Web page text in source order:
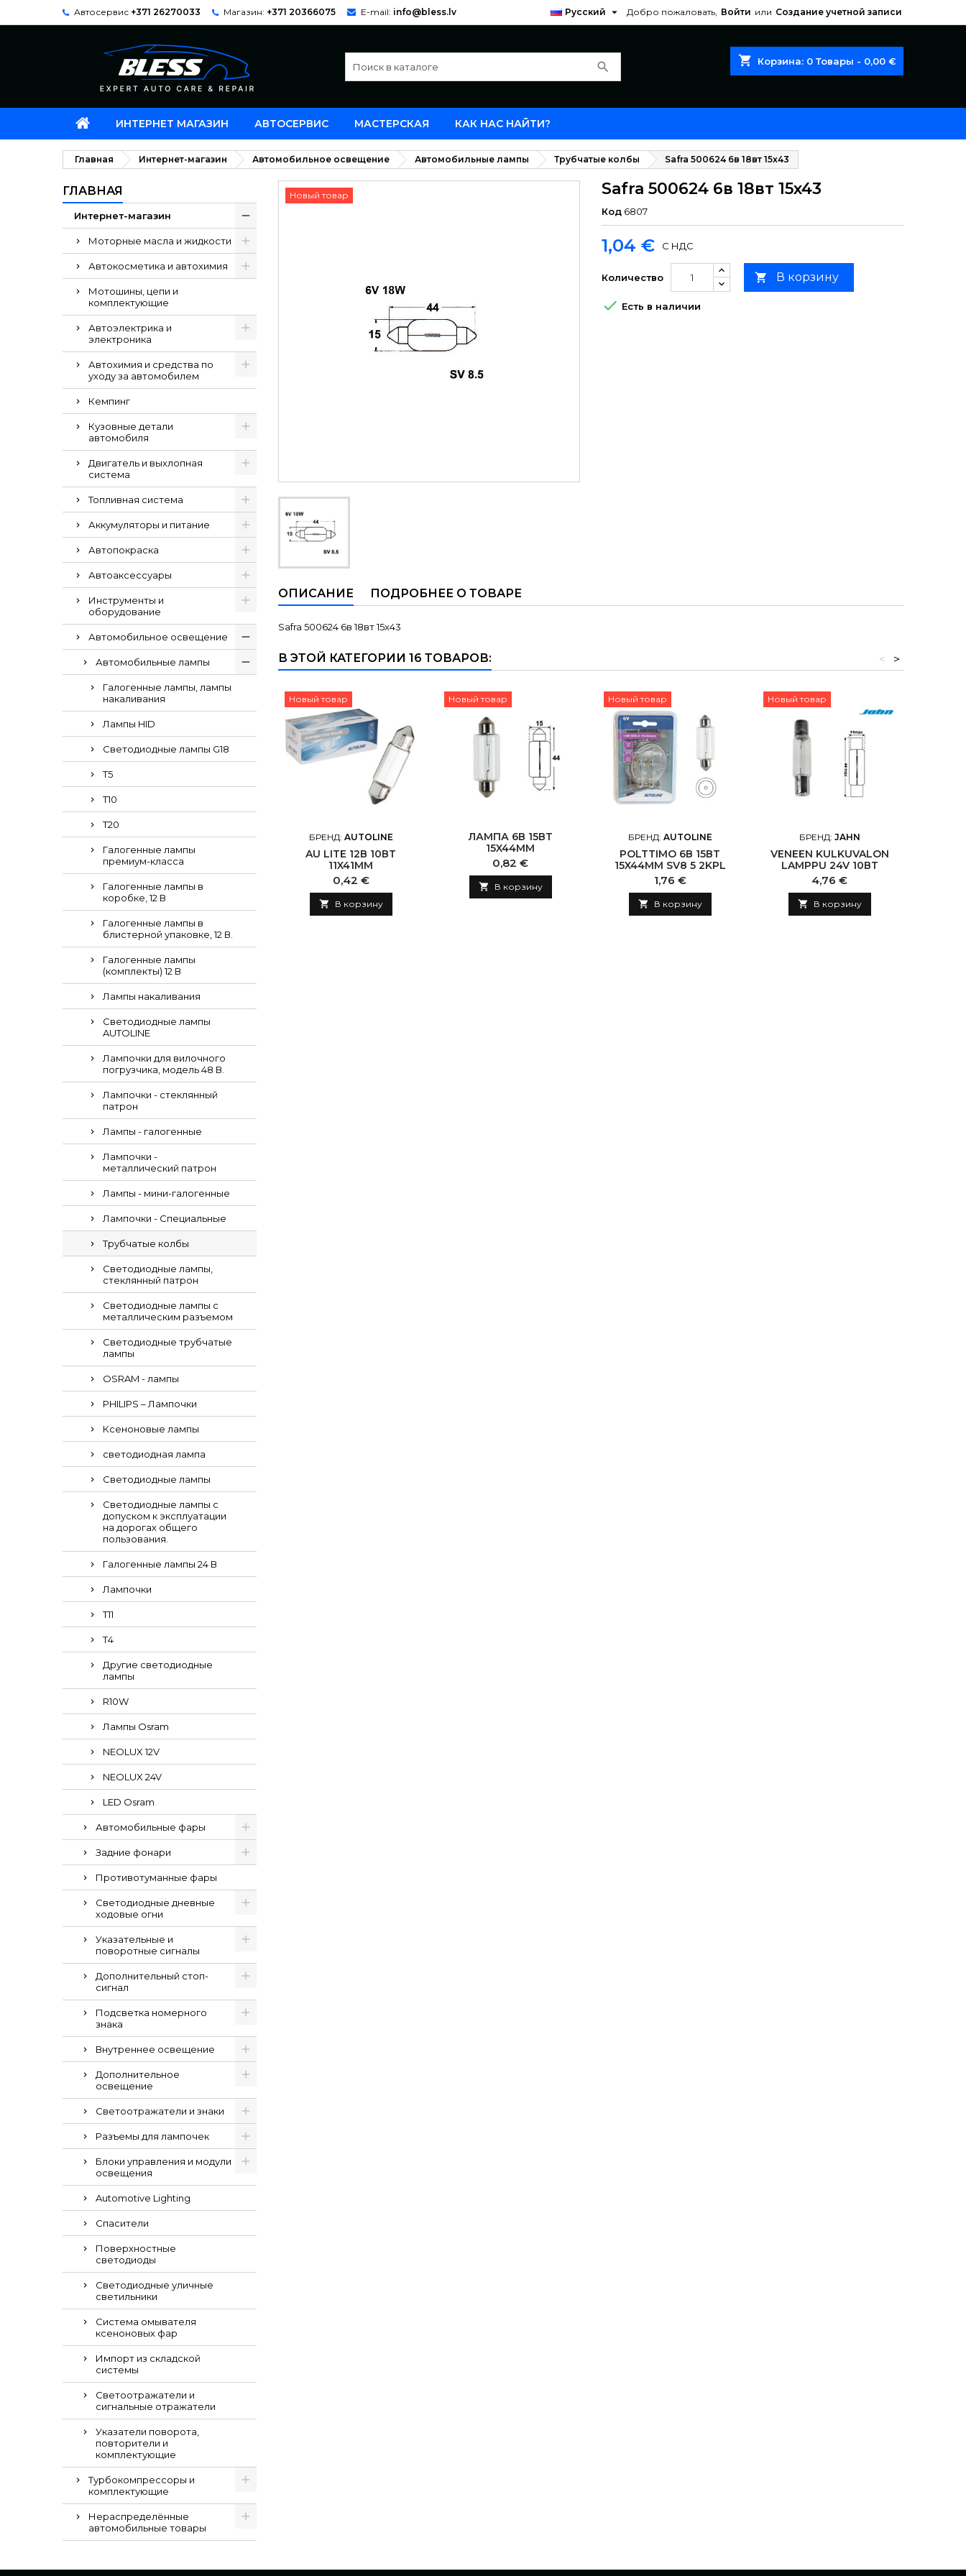
Автосервис +371 26270033 Магазин: +371 20366075 E-mail: info@bless.lv Добро пожаловать, Войти или Создание учетной записи
Русский 
shopping_cart Корзина: 0 Товары - 0,00 €
search
ИНТЕРНЕТ МАГАЗИН АВТОСЕРВИС МАСТЕРСКАЯ КАК НАС НАЙТИ?
Главная Интернет-магазин Автомобильное освещение Автомобильные лампы Трубчатые колбы Safra 500624 6в 18вт 15x43
ГЛАВНАЯ
Интернет-магазин
Моторные масла и жидкости
Автокосметика и автохимия
Мотошины, цепи и
комплектующие
Автоэлектрика и
электроника
Автохимия и средства по
уходу за автомобилем
Кемпинг
Кузовные детали
автомобиля
Двигатель и выхлопная
система
Топливная система
Аккумуляторы и питание
Автопокраска
Автоаксессуары
Инструменты и
оборудование
Автомобильное освещение
Автомобильные лампы
Галогенные лампы, лампы
накаливания
Лампы HID
Светодиодные лампы G18
Т5
Т10
Т20
Галогенные лампы
премиум-класса
Галогенные лампы в
коробке, 12 В
Галогенные лампы в
блистерной упаковке, 12 В.
Галогенные лампы
(комплекты) 12 В
Лампы накаливания
Светодиодные лампы
AUTOLINE
Лампочки для вилочного
погрузчика, модель 48 В.
Лампочки - стеклянный
патрон
Лампы - галогенные
Лампочки -
металлический патрон
Лампы - мини-галогенные
Лампочки - Специальные
Трубчатые колбы
Светодиодные лампы,
стеклянный патрон
Светодиодные лампы с
металлическим разъемом
Светодиодные трубчатые
лампы
OSRAM - лампы
PHILIPS – Лампочки
Ксеноновые лампы
светодиодная лампа
Светодиодные лампы
Светодиодные лампы с
допуском к эксплуатации
на дорогах общего
пользования.
Галогенные лампы 24 В
Лампочки
Т11
Т4
Другие светодиодные
лампы
R10W
Лампы Osram
NEOLUX 12V
NEOLUX 24V
LED Osram
Автомобильные фары
Задние фонари
Противотуманные фары
Светодиодные дневные
ходовые огни
Указательные и
поворотные сигналы
Дополнительный стоп-
сигнал
Подсветка номерного
знака
Внутреннее освещение
Дополнительное
освещение
Светоотражатели и знаки
Разъемы для лампочек
Блоки управления и модули
освещения
Automotive Lighting
Спасители
Поверхностные
светодиоды
Светодиодные уличные
светильники
Система омывателя
ксеноновых фар
Импорт из складской
системы
Светоотражатели и
сигнальные отражатели
Указатели поворота,
повторители и
комплектующие
Турбокомпрессоры и
комплектующие
Нераспределённые
автомобильные товары
Новый товар Safra 500624 6в 18вт 15x43
Код 6807
1,04 € С НДС
Количество  В корзину
 Есть в наличии
ОПИСАНИЕ ПОДРОБНЕЕ О ТОВАРЕ
Safra 500624 6в 18вт 15x43
В ЭТОЙ КАТЕГОРИИ 16 ТОВАРОВ: >
<
Новый товар
БРЕНД: AUTOLINE
AU LITE 12В 10ВТ
11X41MM
Цена
0,42 €
 В корзину
Новый товар
ЛАМПА 6В 15ВТ
15X44MM
Цена
0,82 €
 В корзину
Новый товар
БРЕНД: AUTOLINE
POLTTIMO 6В 15ВТ
15X44MM SV8 5 2KPL
Цена
1,76 €
 В корзину
Новый товар
БРЕНД: JAHN
VENEEN KULKUVALON
LAMPPU 24V 10ВТ
Цена
4,76 €
 В корзину